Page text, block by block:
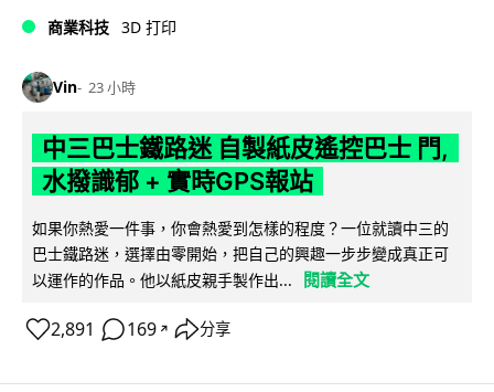
商業科技 3D 打印
Vin 23 小時
中三巴士鐵路迷 自製紙皮遙控巴士 門,
水撥識郁 + 實時GPS報站
如果你熱愛一件事，你會熱愛到怎樣的程度？一位就讀中三的
巴士鐵路迷，選擇由零開始，把自己的興趣一步步變成真正可
以運作的作品。他以紙皮親手製作出...
閱讀全文
2,891 169 ↗ 分享